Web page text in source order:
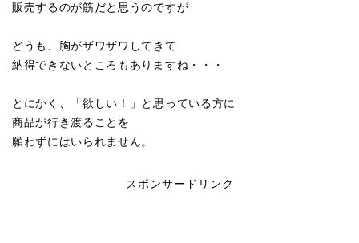
販売するのが筋だと思うのですが
どうも、胸がザワザワしてきて
納得できないところもありますね・・・
とにかく、「欲しい！」と思っている方に
商品が行き渡ることを
願わずにはいられません。
スポンサードリンク